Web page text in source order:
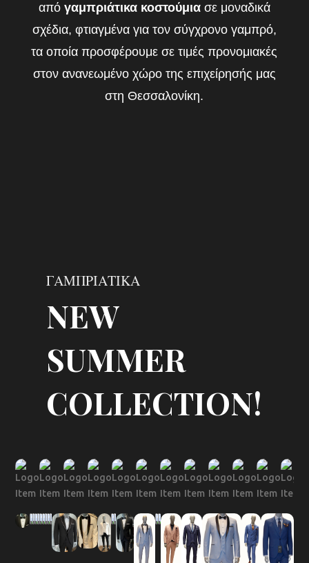
από γαμπριάτικα κοστούμιασε μοναδικά
σχέδια, φτιαγμένα για τον σύγχρονο γαμπρό,
τα οποία προσφέρουμε σε τιμές προνομιακές
στον ανανεωμένο χώρο της επιχείρησής μας
στη Θεσσαλονίκη.
ΓΑΜΠΡΙΑΤΙΚΑ
NEW
SUMMER
COLLECTION!